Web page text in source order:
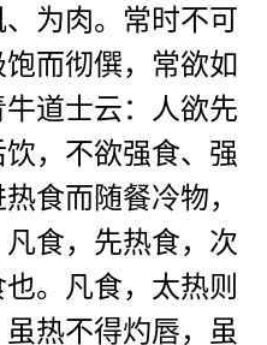
为肉。常时不可
而彻僎，常欲如
道士云：人欲先
，不欲强食、强
食而随餐冷物，
食，先热食，次
。凡食，太热则
热不得灼唇，虽